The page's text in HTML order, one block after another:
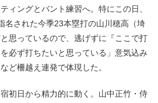
ィングとバント練習へ。特にこの日、
名された今季23本塁打の山川穂高（埼
思っているので、逃げずに『ここで打
必ず打ちたいと思っている」意気込み
ど柵越え連発で体現した。
初日から精力的に動く。山中正竹・侍